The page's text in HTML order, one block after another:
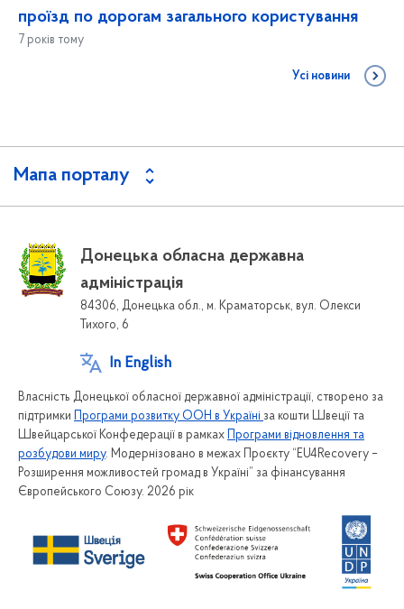
проїзд по дорогам загального користування
7 років тому
Усі новини
Мапа порталу
Донецька обласна державна
адміністрація
84306, Донецька обл., м. Краматорськ, вул. Олекси
Тихого, 6
In English
Власність Донецької обласної державної адміністрації, створено за
підтримки
Програми розвитку ООН в Україні за кошти Швеції та
Швейцарської Конфедерації в рамках
Програми відновлення та
розбудови миру. Модернізовано в межах Проєкту “EU4Recovery –
Розширення можливостей громад в Україні” за фінансування
Європейського Союзу. 2026 рік